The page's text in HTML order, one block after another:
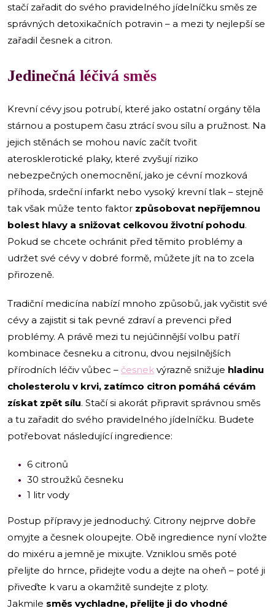
stačí zařadit do svého pravidelného jídelníčku směs ze
správných detoxikačních potravin – a mezi ty nejlepší se
zařadil česnek a citron.
Jedinečná léčivá směs
Krevní cévy jsou potrubí, které jako ostatní orgány těla
stárnou a postupem času ztrácí svou sílu a pružnost. Na
jejich stěnách se mohou navíc začít tvořit
aterosklerotické plaky, které zvyšují riziko
nebezpečných onemocnění, jako je cévní mozková
příhoda, srdeční infarkt nebo vysoký krevní tlak – stejně
tak však může tento faktor způsobovat nepříjemnou
bolest hlavy a snižovat celkovou životní pohodu.
Pokud se chcete ochránit před těmito problémy a
udržet své cévy v dobré formě, můžete jít na to zcela
přirozeně.
Tradiční medicína nabízí mnoho způsobů, jak vyčistit své
cévy a zajistit si tak pevné zdraví a prevenci před
problémy. A právě mezi tu nejúčinnější volbu patří
kombinace česneku a citronu, dvou nejsilnějších
přírodních léčiv vůbec – česnek výrazně snižuje hladinu
cholesterolu v krvi, zatímco citron pomáhá cévám
získat zpět sílu. Stačí si akorát připravit správnou směs
a tu zařadit do svého pravidelného jídelníčku. Budete
potřebovat následující ingredience:
6 citronů
30 stroužků česneku
1 litr vody
Postup přípravy je jednoduchý. Citrony nejprve dobře
omyjte a česnek oloupejte. Obě ingredience nyní vložte
do mixéru a jemně je mixujte. Vzniklou směs poté
přelijte do hrnce, přidejte vodu a dejte na oheň – poté ji
přiveďte k varu a okamžitě sundejte z ploty.
Jakmile směs vychladne, přelijte ji do vhodné